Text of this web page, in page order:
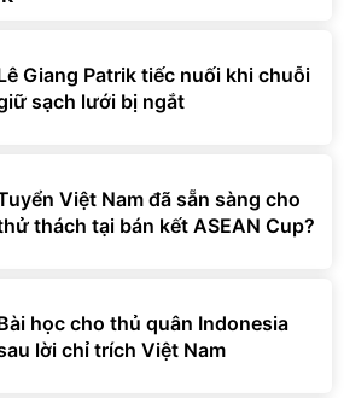
Giang Patrik tiếc nuối khi chuỗi
sạch lưới bị ngắt
Việt Nam đã sẵn sàng cho
thách tại bán kết ASEAN Cup?
học cho thủ quân Indonesia
lời chỉ trích Việt Nam